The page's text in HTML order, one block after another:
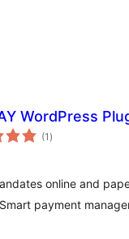
WordPress
(1 укупних
оцена
)
online and
payment